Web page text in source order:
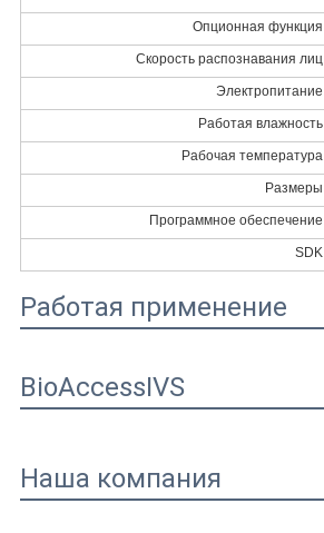
Опционная функция
Скорость распознавания лиц
Электропитание
Работая влажность
Рабочая температура
Размеры
Программное обеспечение
SDK
Работая применение
BioAccessIVS
Наша компания